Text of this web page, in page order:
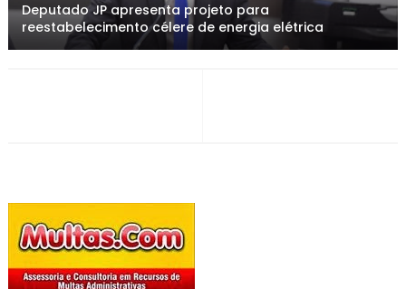
Deputado JP apresenta projeto para
reestabelecimento célere de energia elétrica